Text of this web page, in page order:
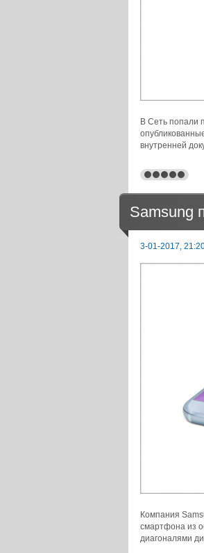
В Сеть попали
внутренней
Samsung
3-01-2017,
Компания
смартфона из
диагоналями